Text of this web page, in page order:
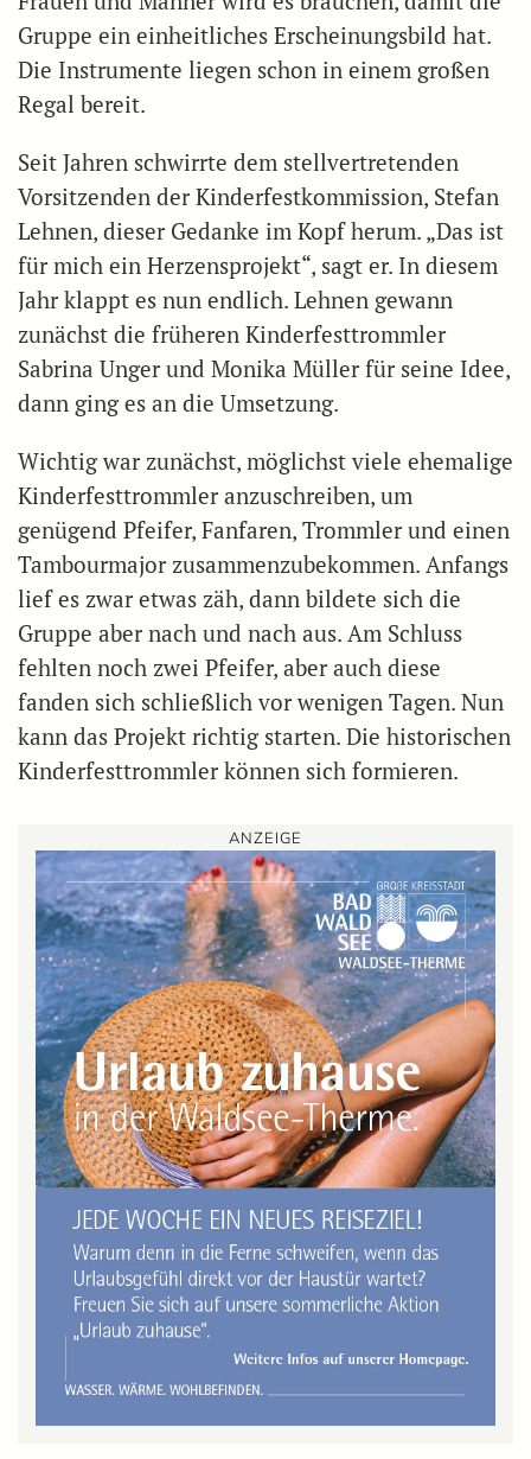
Gruppe ein einheitliches Erscheinungsbild hat.
Die Instrumente liegen schon in einem großen
Regal bereit.
Seit Jahren schwirrte dem stellvertretenden
Vorsitzenden der Kinderfestkommission, Stefan
Lehnen, dieser Gedanke im Kopf herum. „Das ist
für mich ein Herzensprojekt“, sagt er. In diesem
Jahr klappt es nun endlich. Lehnen gewann
zunächst die früheren Kinderfesttrommler
Sabrina Unger und Monika Müller für seine Idee,
dann ging es an die Umsetzung.
Wichtig war zunächst, möglichst viele ehemalige
Kinderfesttrommler anzuschreiben, um
genügend Pfeifer, Fanfaren, Trommler und einen
Tambourmajor zusammenzubekommen. Anfangs
lief es zwar etwas zäh, dann bildete sich die
Gruppe aber nach und nach aus. Am Schluss
fehlten noch zwei Pfeifer, aber auch diese
fanden sich schließlich vor wenigen Tagen. Nun
kann das Projekt richtig starten. Die historischen
Kinderfesttrommler können sich formieren.
ANZEIGE